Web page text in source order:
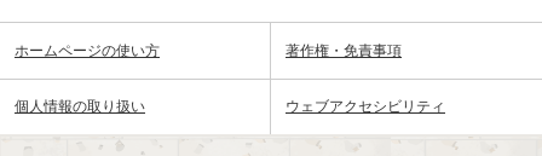
ホームページの使い方 著作権・免責事項
個人情報の取り扱い ウェブアクセシビリティ